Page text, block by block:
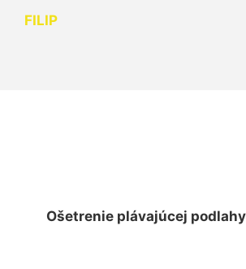
FILIP
Ošetrenie plávajúcej